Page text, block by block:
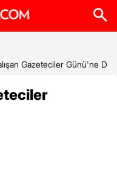
Gazeteciler Günü'ne